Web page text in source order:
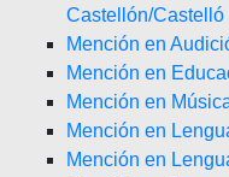
Castellón/Castelló
Mención en
Mención en
Mención en
Mención en
Mención en